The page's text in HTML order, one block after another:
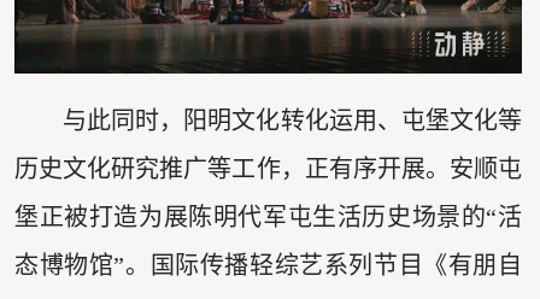
与此同时，阳明文化转化运用、屯堡文化等
历史文化研究推广等工作，正有序开展。安顺屯
堡正被打造为展陈明代军屯生活历史场景的“活
态博物馆”。国际传播轻综艺系列节目《有朋自